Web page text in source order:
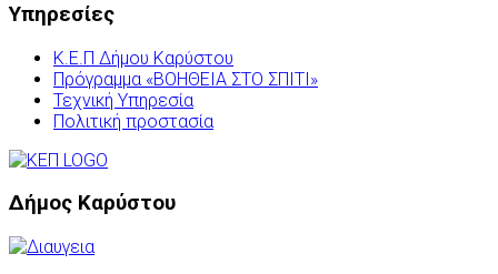
Υπηρεσίες
Κ.Ε.Π Δήμου Καρύστου
Πρόγραμμα «ΒΟΗΘΕΙΑ ΣΤΟ ΣΠΙΤΙ»
Τεχνική Υπηρεσία
Πολιτική προστασία
Δήμος Καρύστου